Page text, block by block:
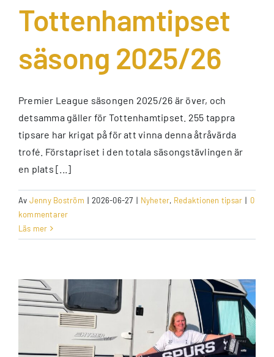
Tottenhamtipset
säsong 2025/26
Premier League säsongen 2025/26 är över, och
detsamma gäller för Tottenhamtipset. 255 tappra
tipsare har krigat på för att vinna denna åtråvärda
trofé. Förstapriset i den totala säsongstävlingen är
en plats [...]
Av Jenny Boström | 2026-06-27 | Nyheter, Redaktionen tipsar | 0
kommentarer
Läs mer